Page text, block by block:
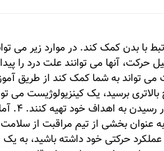
با بدن کمک کند. در موارد زیر می
حرکت، آنها می توانند علت درد را
یک کینزیولوژیست می تواند به شما کمک کند از طریق
در ورزش خود به سطح بالاتری برسید، یک کینزیولوژیست
شما کمک کند. با تحلیل حرکت های شما، آنها می توانند نقاط ضعف و
عنوان بخشی از تیم مراقبت از
عملکرد حرکتی خود داشته باشید، به یک